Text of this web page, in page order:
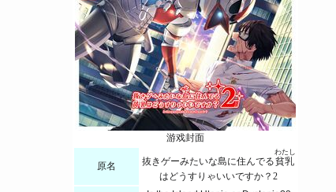
游戏封面
原名 抜きゲーみたいな島に住んでる貧乳
わたし
はどうすりゃいいですか？2